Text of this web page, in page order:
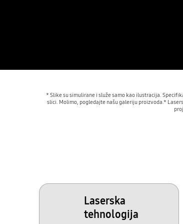
* Slike su simulirane i služe samo kao ilustracija.
slici. Molimo, pogledajte našu galeriju proizvoda.*
Laserska
tehnologija